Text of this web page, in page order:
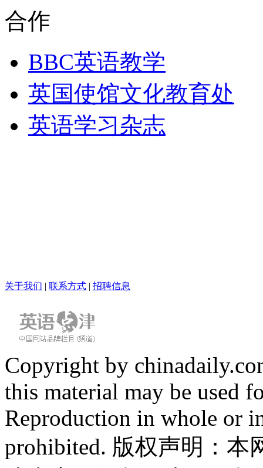
合作
BBC英语教学
英国使馆文化教育处
英语学习杂志
关于我们 | 联系方式 | 招聘信息
Copyright by
this material may be used
Reproduction in whole or
prohibited. 版权声明：